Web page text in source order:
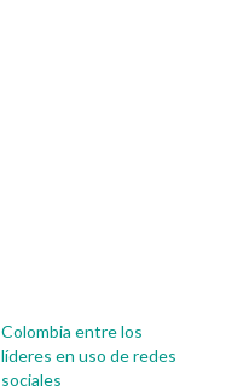
Colombia entre los
líderes en uso de redes
sociales